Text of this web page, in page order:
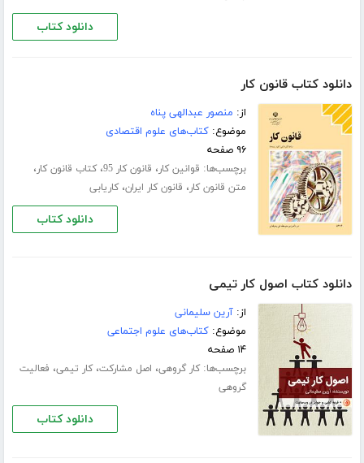
دانلود کتاب
دانلود کتاب قانون کار
از: منصور عبدالهی پناه
موضوع:کتاب‌های علوم اقتصادی
۹۶ صفحه
برچسب‌ها: قوانین کار، قانون کار 95 ،کتاب قانون کار،
متن قانون کار، قانون کار ایران،کاریابی
دانلود کتاب
دانلود کتاب اصول کار تیمی
از:آرین سلیمانی
موضوع:کتاب‌های علوم اجتماعی
۱۴ صفحه
برچسب‌ها:کار گروهی، اصل مشارکت،کار تیمی، فعالیت
گروهی
دانلود کتاب